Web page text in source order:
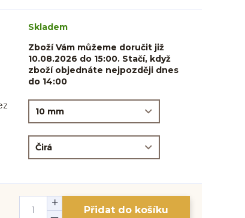
Skladem
Zboží Vám můžeme doručit již
10.08.2026 do 15:00. Stačí, když
zboží objednáte nejpozději dnes
do 14:00
Přidat do košíku